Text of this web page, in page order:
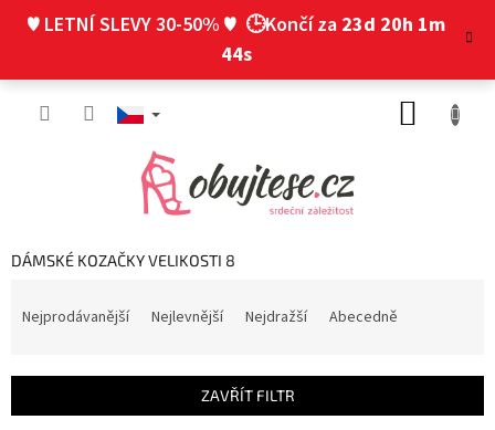
♥ LETNÍ SLEVY 30-50% ♥ 🕒Končí za 23d 20h 1m
43s
DÁMSKÉ KOZAČKY VELIKOSTI 8
í
Nejprodávanější Nejlevnější Nejdražší Abecedně
ZAVŘÍT FILTR